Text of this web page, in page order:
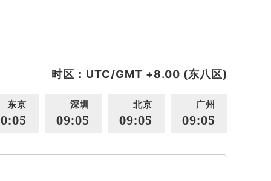
时区：UTC/GMT +8.00 (东八区)
东京 深圳
09:05
北京
09:05
广州
09:05